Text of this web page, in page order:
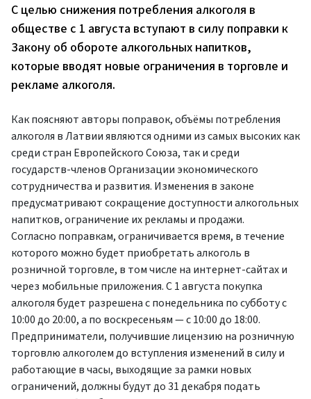
С целью снижения потребления алкоголя в
обществе с 1 августа вступают в силу поправки к
Закону об обороте алкогольных напитков,
которые вводят новые ограничения в торговле и
рекламе алкоголя.
Как поясняют авторы поправок, объёмы потребления
алкоголя в Латвии являются одними из самых высоких как
среди стран Европейского Союза, так и среди
государств-членов Организации экономического
сотрудничества и развития. Изменения в законе
предусматривают сокращение доступности алкогольных
напитков, ограничение их рекламы и продажи.
Согласно поправкам, ограничивается время, в течение
которого можно будет приобретать алкоголь в
розничной торговле, в том числе на интернет-сайтах и
через мобильные приложения. С 1 августа покупка
алкоголя будет разрешена с понедельника по субботу с
10:00 до 20:00, а по воскресеньям — с 10:00 до 18:00.
Предприниматели, получившие лицензию на розничную
торговлю алкоголем до вступления изменений в силу и
работающие в часы, выходящие за рамки новых
ограничений, должны будут до 31 декабря подать